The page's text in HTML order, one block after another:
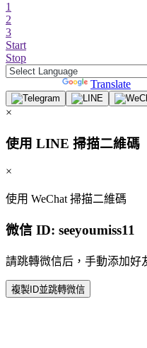
1
2
3
Start
Stop
Translate
×
使用 LINE 掃描二維碼
×
使用 WeChat 掃描二維碼
微信 ID: seeyoumiss11
請跳轉微信后，手動添加好
複製ID並跳轉微信